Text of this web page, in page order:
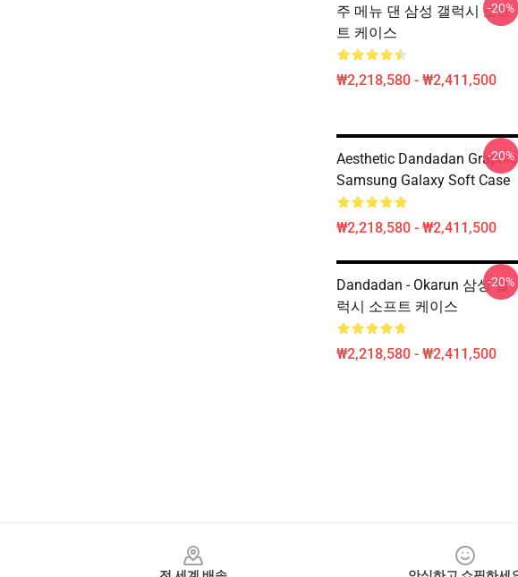
주 메뉴 댄 삼성 갤럭시 소프
트 케이스
₩2,218,580 - ₩2,411,500
-20%
Aesthetic Dandadan Graphic
Samsung Galaxy Soft Case
₩2,218,580 - ₩2,411,500
-20%
Dandadan - Okarun 삼성 갤
럭시 소프트 케이스
₩2,218,580 - ₩2,411,500
-20%